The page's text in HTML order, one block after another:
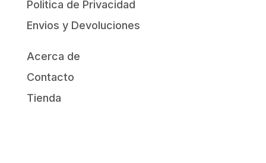
Politica de Privacidad
Envios y Devoluciones
Acerca de
Contacto
Tienda